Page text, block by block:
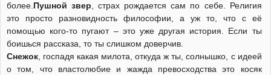
более. Пушной звер , страх рождается сам по себе. Религия
это просто разновидность философии, а уж то, что с её
помощью кого-то пугают – это уже другая история. Если ты
боишься рассказа, то ты слишком доверчив.
Снежок , госпадя какая милота, откуда ж ты, солнышко, с идеей
о том, что властолюбие и жажда превосходства это косяк